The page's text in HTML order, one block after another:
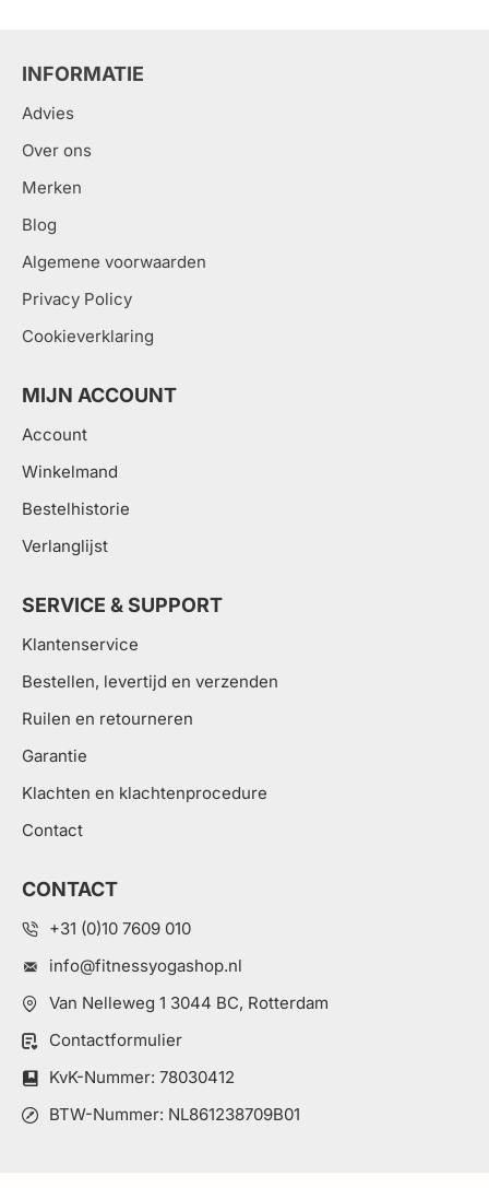
INFORMATIE
Advies
Over ons
Merken
Blog
Algemene voorwaarden
Privacy Policy
Cookieverklaring
MIJN ACCOUNT
Account
Winkelmand
Bestelhistorie
Verlanglijst
SERVICE & SUPPORT
Klantenservice
Bestellen, levertijd en verzenden
Ruilen en retourneren
Garantie
Klachten en klachtenprocedure
Contact
CONTACT
+31 (0)10 7609 010
info@fitnessyogashop.nl
Van Nelleweg 1 3044 BC, Rotterdam
Contactformulier
KvK-Nummer: 78030412
BTW-Nummer: NL861238709B01